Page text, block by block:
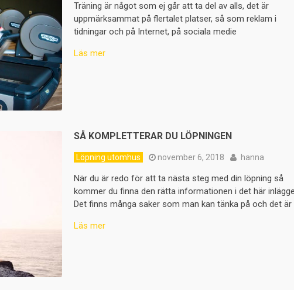
Träning är något som ej går att ta del av alls, det är
uppmärksammat på flertalet platser, så som reklam i
tidningar och på Internet, på sociala medie
Läs mer
SÅ KOMPLETTERAR DU LÖPNINGEN
Löpning utomhus november 6, 2018 hanna
När du är redo för att ta nästa steg med din löpning så
kommer du finna den rätta informationen i det här
Det finns många saker som man kan tänka på och det är
Läs mer